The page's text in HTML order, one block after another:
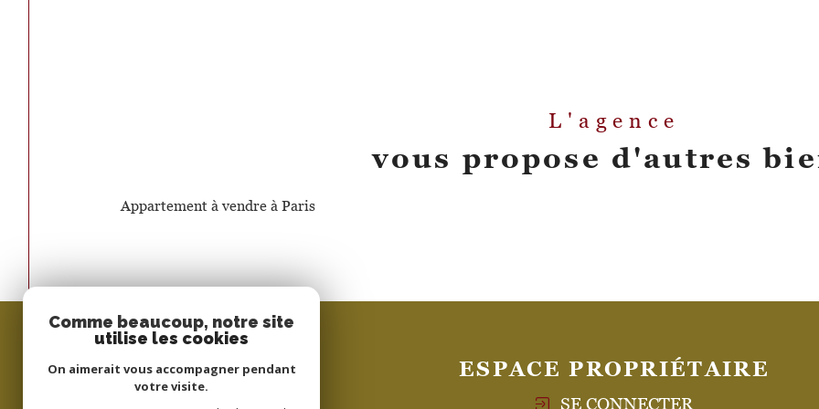
L'agence
vous propose d'autres
Appartement à vendre à Paris
ESPACE PROPRIÉTAIRE
SE CONNECTER
Comme beaucoup, notre site
utilise les cookies
On aimerait vous accompagner pendant
votre visite.